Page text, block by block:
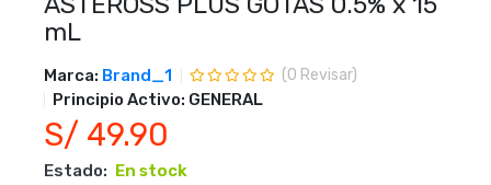
mL
Marca: Brand_1 (0 Revisar)
Principio Activo: GENERAL
S/ 49.90
Estado: En stock